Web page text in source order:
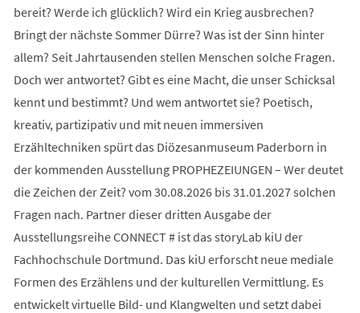
bereit? Werde ich glücklich? Wird ein Krieg ausbrechen?
Bringt der nächste Sommer Dürre? Was ist der Sinn hinter
allem? Seit Jahrtausenden stellen Menschen solche Fragen.
Doch wer antwortet? Gibt es eine Macht, die unser Schicksal
kennt und bestimmt? Und wem antwortet sie? Poetisch,
kreativ, partizipativ und mit neuen immersiven
Erzähltechniken spürt das Diözesanmuseum Paderborn in
der kommenden Ausstellung PROPHEZEIUNGEN – Wer deutet
die Zeichen der Zeit? vom 30.08.2026 bis 31.01.2027 solchen
Fragen nach. Partner dieser dritten Ausgabe der
Ausstellungsreihe CONNECT # ist das storyLab kiU der
Fachhochschule Dortmund. Das kiU erforscht neue mediale
Formen des Erzählens und der kulturellen Vermittlung. Es
entwickelt virtuelle Bild- und Klangwelten und setzt dabei